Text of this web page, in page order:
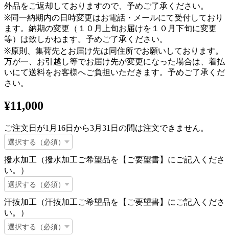
外品をご返却しておりますので、予めご了承ください。
※同一納期内の日時変更はお電話・メールにて受付しており
ます。納期の変更（１０月上旬お届けを１０月下旬に変更
等）は致しかねます。予めご了承ください。
※原則、集荷先とお届け先は同住所でお願いしております。
万が一、お引越し等でお届け先が変更になった場合は、着払
いにて送料をお客様へご負担いただきます。予めご了承くだ
さい。
¥11,000
ご注文日が1月16日から3月31日の間は注文できません。
撥水加工（撥水加工ご希望品を【ご要望書】にご記入くださ
い。）
汗抜加工（汗抜加工ご希望品を【ご要望書】にご記入くださ
い。）